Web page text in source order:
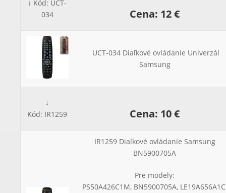
↓ Kód: UCT-
034
Cena: 12 €
UCT-034 Diaľkové ovládanie Univerzál
Samsung
↓
Kód: IR1259
Cena: 10 €
IR1259 Diaľkové ovládanie Samsung
BN5900705A
Pre modely:
PS50A426C1M, BN5900705A,